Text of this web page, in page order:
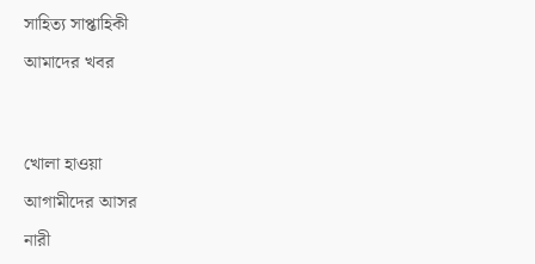
সাহিত্য সাপ্তাহিকী
আমাদের খবর
খোলা হাওয়া
আগামীদের আসর
নারী